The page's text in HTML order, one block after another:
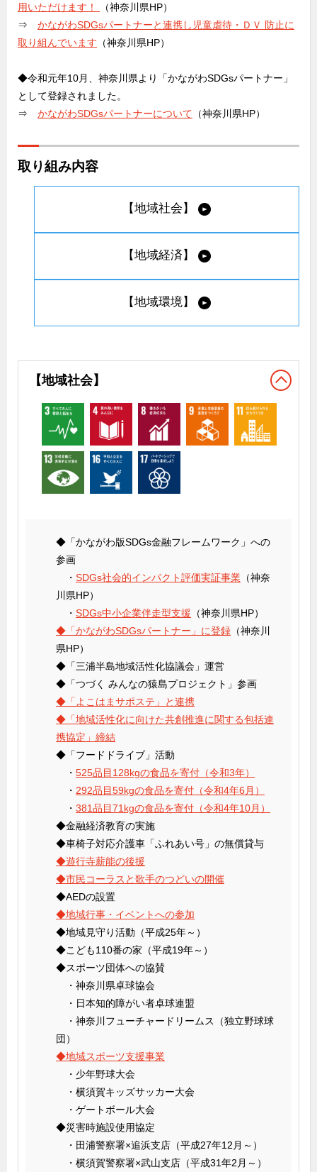
用いただけます！
（神奈川県HP）
⇒ かながわSDGsパートナーと連携し児童虐待・ＤＶ 防止に
取り組んでいます （神奈川県HP）
◆令和元年10月、神奈川県より「かながわSDGsパートナー」
として登録されました。
⇒ かながわSDGsパートナーについて （神奈川県HP）
取り組み内容
【地域社会】
【地域経済】
【地域環境】
【地域社会】
◆「かながわ版SDGs金融フレームワーク」への
参画
・ SDGs社会的インパクト評価実証事業 （神奈
川県HP）
・ SDGs中小企業伴走型支援 （神奈川県HP）
◆「かながわSDGsパートナー」に登録 （神奈川
県HP）
◆「三浦半島地域活性化協議会」運営
◆「つづく みんなの猿島プロジェクト」参画
◆「よこはまサポステ」と連携
◆「地域活性化に向けた共創推進に関する包括連
携協定」締結
◆「フードドライブ」活動
・ 525品目128kgの食品を寄付（令和3年）
・ 292品目59kgの食品を寄付（令和4年6月）
・ 381品目71kgの食品を寄付（令和4年10月）
◆金融経済教育の実施
◆車椅子対応介護車「ふれあい号」の無償貸与
◆遊行寺薪能の後援
◆市民コーラスと歌手のつどいの開催
◆AEDの設置
◆地域行事・イベントへの参加
◆地域見守り活動（平成25年～）
◆こども110番の家（平成19年～）
◆スポーツ団体への協賛
・神奈川県卓球協会
・日本知的障がい者卓球連盟
・神奈川フューチャードリームス（独立野球球
団）
◆地域スポーツ支援事業
・少年野球大会
・横須賀キッズサッカー大会
・ゲートボール大会
◆災害時施設使用協定
・田浦警察署×追浜支店（平成27年12月～）
・横須賀警察署×武山支店（平成31年2月～）